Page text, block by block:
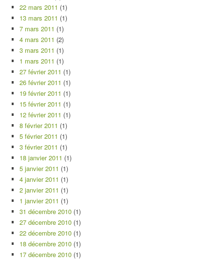
22 mars 2011 (1)
13 mars 2011 (1)
7 mars 2011 (1)
4 mars 2011 (2)
3 mars 2011 (1)
1 mars 2011 (1)
27 février 2011 (1)
26 février 2011 (1)
19 février 2011 (1)
15 février 2011 (1)
12 février 2011 (1)
8 février 2011 (1)
5 février 2011 (1)
3 février 2011 (1)
18 janvier 2011 (1)
5 janvier 2011 (1)
4 janvier 2011 (1)
2 janvier 2011 (1)
1 janvier 2011 (1)
31 décembre 2010 (1)
27 décembre 2010 (1)
22 décembre 2010 (1)
18 décembre 2010 (1)
17 décembre 2010 (1)